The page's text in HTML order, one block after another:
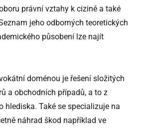
právní vztahy k cizině a také
jeho odborných teoretických
působení lze najít
doménou je řešení složitých
a obchodních případů, a to z
hlediska. Také se specializuje na
náhrad škod například ve